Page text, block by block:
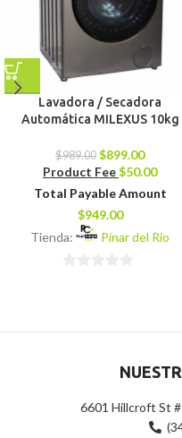
Lavadora / Secadora
Automática MILEXUS 10kg
$989.00 $899.00
Product Fee$50.00
Total Payable Amount
$949.00
Tienda:
Pinar del Rio
6601 Hillcroft St